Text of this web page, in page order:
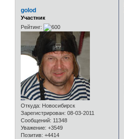
golod
Участник
Рейтинг:
Откуда: Новосибирск
Зарегистрирован: 08-03-2011
Сообщений: 11348
Уважение: +3549
Позитив: +4414